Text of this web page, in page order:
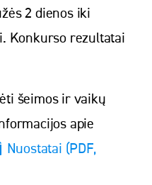
2 dienos iki
Konkurso rezultatai
šeimos ir vaikų
apie
Nuostatai (PDF,